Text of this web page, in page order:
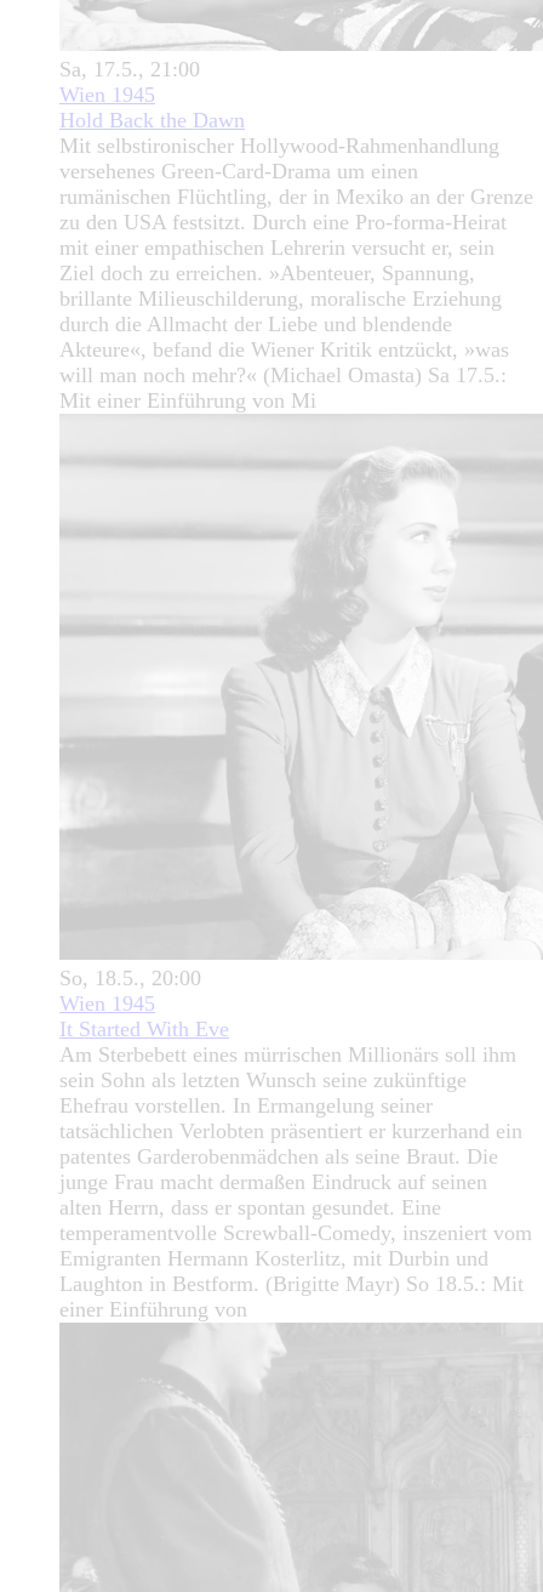
Sa, 17.5., 21:00
Wien 1945
Hold Back the Dawn
Mit selbstironischer Hollywood-Rahmenhandlung
versehenes Green-Card-Drama um einen
rumänischen Flüchtling, der in Mexiko an der Grenze
zu den USA festsitzt. Durch eine Pro-forma-Heirat
mit einer empathischen Lehrerin versucht er, sein
Ziel doch zu erreichen. »Abenteuer, Spannung,
brillante Milieuschilderung, moralische Erziehung
durch die Allmacht der Liebe und blendende
Akteure«, befand die Wiener Kritik entzückt, »was
will man noch mehr?« (Michael Omasta) Sa 17.5.:
Mit einer Einführung von Mi
So, 18.5., 20:00
Wien 1945
It Started With Eve
Am Sterbebett eines mürrischen Millionärs soll ihm
sein Sohn als letzten Wunsch seine zukünftige
Ehefrau vorstellen. In Ermangelung seiner
tatsächlichen Verlobten präsentiert er kurzerhand ein
patentes Garderobenmädchen als seine Braut. Die
junge Frau macht dermaßen Eindruck auf seinen
alten Herrn, dass er spontan gesundet. Eine
temperamentvolle Screwball-Comedy, inszeniert vom
Emigranten Hermann Kosterlitz, mit Durbin und
Laughton in Bestform. (Brigitte Mayr) So 18.5.: Mit
einer Einführung von